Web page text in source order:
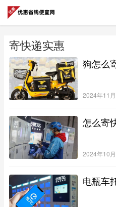
寄快递实惠
狗怎么
2024年11
怎么寄
2024年10
电瓶车